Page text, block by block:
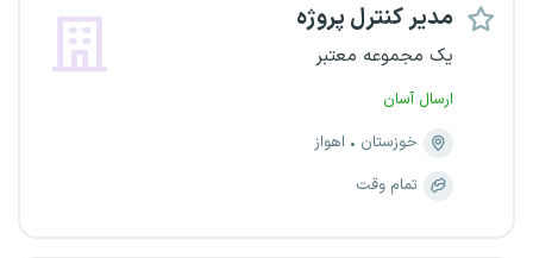
مدیر کنترل پروژه
یک مجموعه معتبر
ارسال آسان
خوزستان
اهواز
تمام وقت